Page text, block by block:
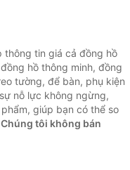
thông tin giá cả đồng hồ
hồ thông minh, đồng
tường, để bàn, phụ kiện
nỗ lực không ngừng,
giúp bạn có thể so
Chúng tôi không bán